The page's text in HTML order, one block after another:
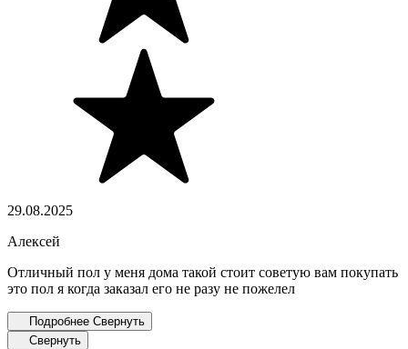
29.08.2025
Алексей
Отличный пол у меня дома такой стоит советую вам покупать
это пол я когда заказал его не разу не пожелел
Подробнее Свернуть
Свернуть